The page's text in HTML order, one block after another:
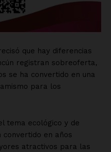
que hay diferencias
registran sobreoferta,
se ha convertido en una
para los
tema ecológico y de
convertido en años
atractivos para las